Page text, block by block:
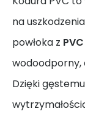
na
powłoka z
wodoodporny,
Dzięki